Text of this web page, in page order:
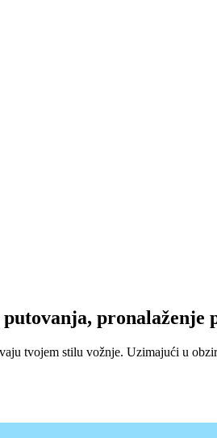
pronalaženje
tvojem stilu vožnje. Uzimajući u